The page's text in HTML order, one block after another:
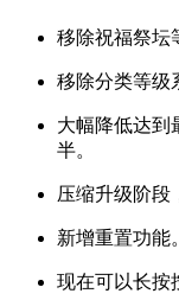
移除祝福祭坛
移除分类等级
大幅降低达到
半。
压缩升级阶段
新增重置功能。
现在可以长按